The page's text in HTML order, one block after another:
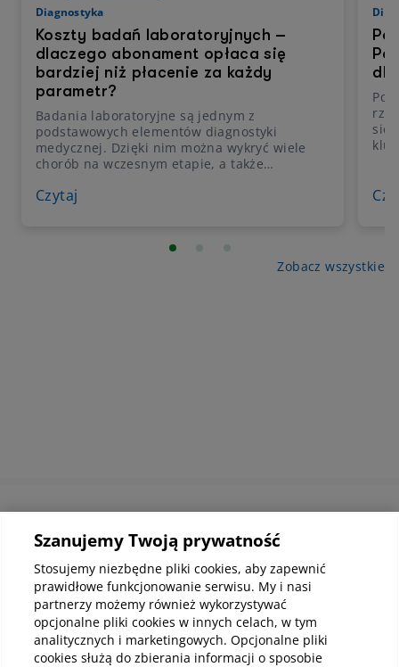
Diagnostyka
Koszty badań laboratoryjnych –
dlaczego abonament opłaca się
bardziej niż płacenie za każdy
parametr?
Badania laboratoryjne są jednym z
podstawowych elementów diagnostyki
medycznej. Dzięki nim można wykryć wiele
chorób na wczesnym etapie, a także
praktyce jednak wiele osób wykonuje je
pojedynczego badania laboratoryjnego nie
diagnostyka może być kosztowna. To właśnie z
Czytaj
się
– z
Zobacz wszystkie
Informacje korporacyjne
Kup abonamenty online
Kup online
Szanujemy Twoją prywatność
Stosujemy niezbędne pliki cookies, aby zapewnić
prawidłowe funkcjonowanie serwisu. My i nasi
partnerzy możemy również wykorzystywać
opcjonalne pliki cookies w innych celach, w tym
analitycznych i marketingowych. Opcjonalne pliki
cookies służą do zbierania informacji o sposobie